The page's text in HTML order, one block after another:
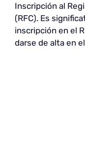
Inscripción al
(RFC). Es
inscripción en el
darse de alta en el